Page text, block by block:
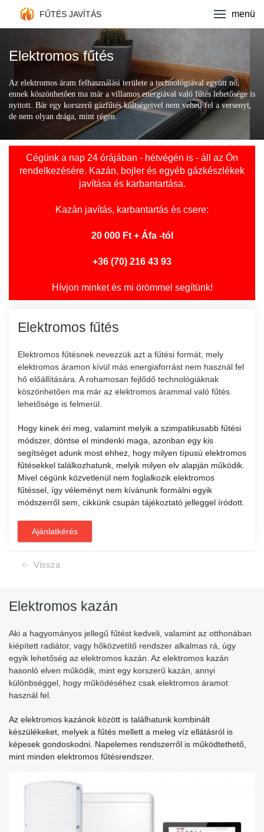
FŰTÉS JAVÍTÁS
Fűtés javítás
Kapcsolat
menü
Elektromos fűtés
Az elektromos áram felhasználási területe a technológiával együtt nő,
ennek köszönhetően ma már a villamos energiával való fűtés lehetősége is
nyitott. Bár egy korszerű gázfűtés költségeivel nem veheti fel a versenyt,
de nem olyan drága, mint régen.
Cégünk a nap 24 órájában - hétvégén is - áll az Ön
rendelkezésére. Kazán, bojler és egyéb gázkészlékek
javítása és karbantartása.
Kazán javítás, karbantartás és csere:
20 000 Ft + Áfa -tól
+36 (70) 216 43 93
Hívjon minket és mi örömmel segítünk!
Vissza
Elektromos fűtés
Elektromos fűtésnek nevezzük azt a fűtési formát, mely
elektromos áramon kívül más energiaforrást nem használ fel
hő előállítására. A rohamosan fejlődő technológiáknak
köszönhetően ma már az elektromos árammal való fűtés
lehetősége is felmerül.
Hogy kinek éri meg, valamint melyik a szimpatikusabb fűtési
módszer, döntse el mindenki maga, azonban egy kis
segítséget adunk most ehhez, hogy milyen típusú elektromos
fűtésekkel találkozhatunk, melyik milyen elv alapján működik.
Mivel cégünk közvetlenül nem foglalkozik elektromos
fűtéssel, így véleményt nem kívánunk formálni egyik
módszerről sem, cikkünk csupán tájékoztató jelleggel íródott.
Ajánlatkérés
Elektromos kazán
Aki a hagyományos jellegű fűtést kedveli, valamint az otthonában
kiépített radiátor, vagy hőközvetítő rendszer alkalmas rá, úgy
egyik lehetőség az elektromos kazán. Az elektromos kazán
hasonló elven működik, mint egy korszerű kazán, annyi
különbséggel, hogy működéséhez csak elektromos áramot
használ fel.
Az elektromos kazánok között is találhatunk kombinált
készülékeket, melyek a fűtés mellett a meleg víz ellátásról is
képesek gondoskodni. Napelemes rendszerről is működtethető,
mint minden elektromos fűtésrendszer.